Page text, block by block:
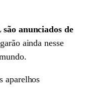
anunciados de
ainda nesse
aparelhos